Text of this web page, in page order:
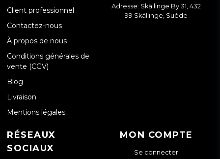
Client professionnel
Contactez-nous
À propos de nous
Conditions générales de
vente (CGV)
Blog
Livraison
Mentions légales
Adresse: Skällinge By 31, 432
99 Skällinge, Suède
RÉSEAUX
SOCIAUX
MON COMPTE
Se connecter